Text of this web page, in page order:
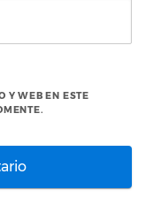
Y WEB EN ESTE